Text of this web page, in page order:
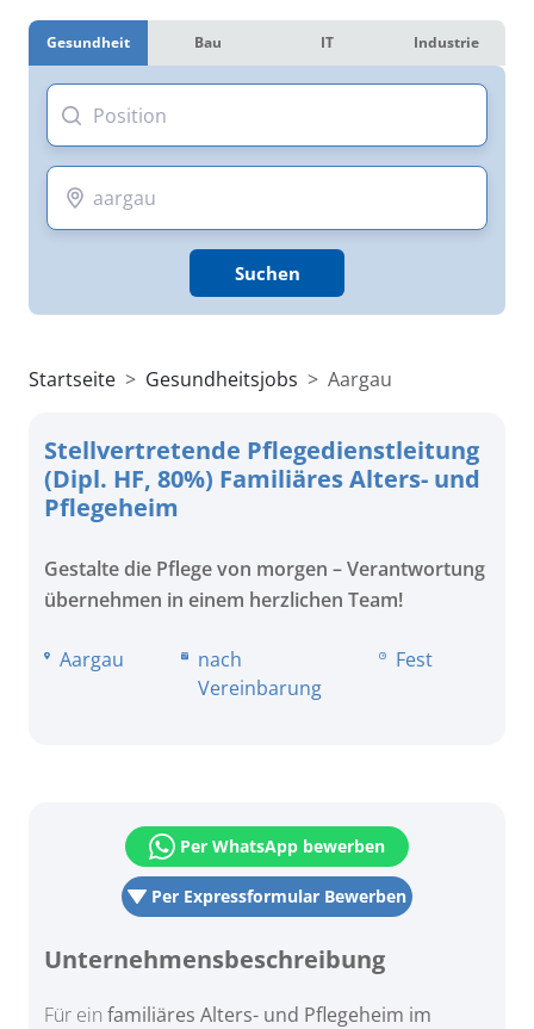
Gesundheit Bau IT Industrie
Suchen
Startseite Gesundheitsjobs Aargau
Stellvertretende Pflegedienstleitung
(Dipl. HF, 80%) Familiäres Alters- und
Pflegeheim
Gestalte die Pflege von morgen – Verantwortung
übernehmen in einem herzlichen Team!
Aargau
nach
Vereinbarung
Fest
Per Expressformular Bewerben
Per WhatsApp bewerben
Unternehmensbeschreibung
Für ein familiäres Alters- und Pflegeheim im